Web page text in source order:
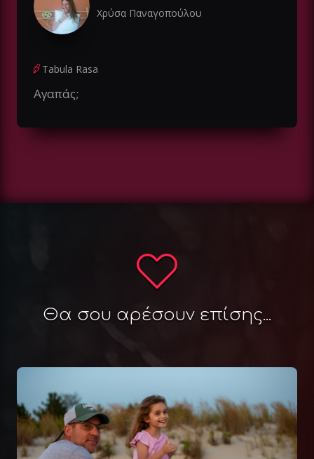
Χρύσα Παναγοπούλου
Tabula Rasa
Αγαπάς;
Θα σου αρέσουν επίσης...